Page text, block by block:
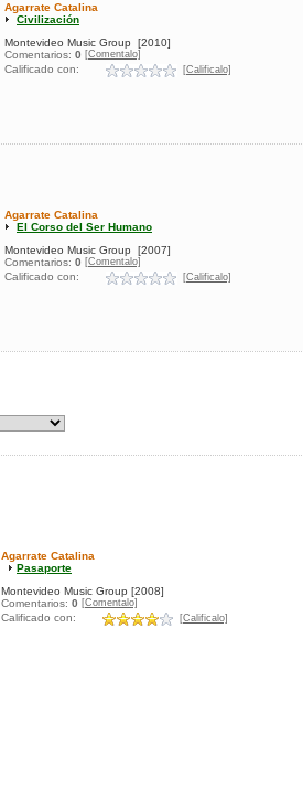
Agarrate Catalina
Civilización
Montevideo Music Group
[2010]
Comentarios: 0 [Comentalo]
Calificado con: [Calificalo]
Agarrate Catalina
El Corso del Ser Humano
Montevideo Music Group
[2007]
Comentarios: 0 [Comentalo]
Calificado con: [Calificalo]
Agarrate Catalina
Pasaporte
Montevideo Music Group [2008]
Comentarios: 0 [Comentalo]
Calificado con: [Calificalo]